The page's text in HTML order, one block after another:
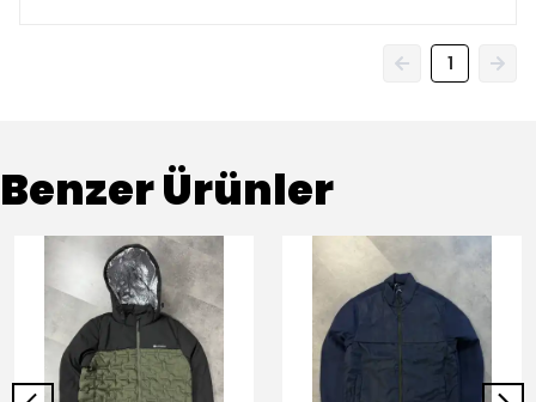
1
Benzer Ürünler